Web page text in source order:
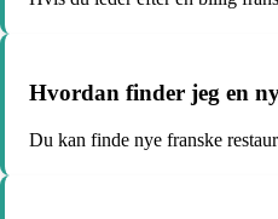
Hvordan finder jeg en
Du kan finde nye franske